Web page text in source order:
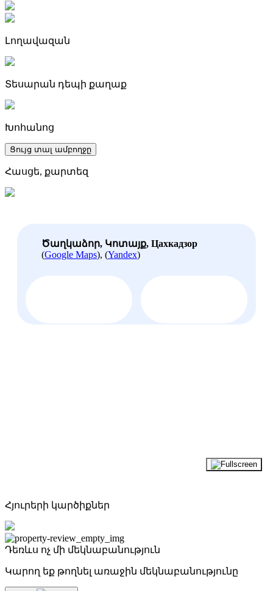
Լողավազան
Տեսարան դեպի քաղաք
Խոհանոց
Ցույց տալ ամբողջը
Հասցե, քարտեզ
Ծաղկաձոր, Կոտայք, Цахкадзор
(Google Maps), (Yandex)
Հյուրերի կարծիքներ
Դեռևս ոչ մի մեկնաբանություն
Կարող եք թողնել առաջին մեկնաբանությունը